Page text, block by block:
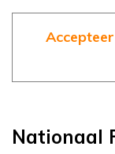
Accepteer
Nationaal